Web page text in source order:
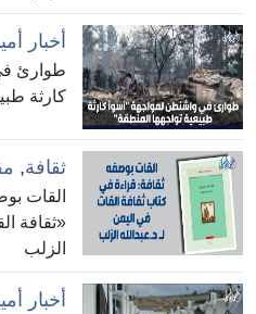
أخبار
طوارئ
كارثة
ثقافة,
القات
«ثقافة
الزلب
أخبار